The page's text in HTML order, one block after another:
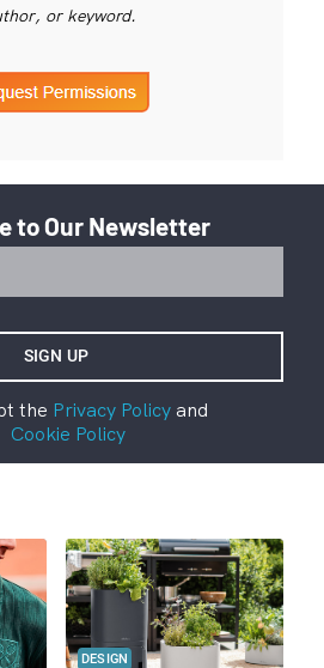
or keyword.
to Our Newsletter
the Privacy Policyand
Cookie Policy
DESIGN